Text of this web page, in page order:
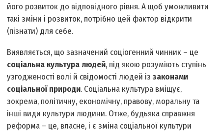
його розвиток до відповідного рівня. А щоб уможливити
такі зміни і розвиток, потрібно цей фактор відкрити
(пізнати) для себе.
Виявляється, що зазначений соціогенний чинник – це
соціальна культура людей, під якою розуміють ступінь
узгодженості волі й свідомості людей іззаконами
соціальної природи. Соціальна культура вміщує,
зокрема, політичну, економічну, правову, моральну та
інші види культури людини. Отже, будь­яка справжня
реформа – це, власне, і є зміна соціальної культури